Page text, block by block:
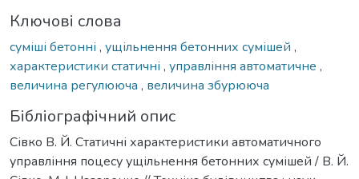
Ключові слова
суміші бетонні , ущільнення бетонних сумішей ,
характеристики статичні , управління автоматичне ,
величина регулююча , величина збурююча
Бібліографічний опис
Сівко В. Й. Статичні характеристики автоматичного
управління поцесу ущільнення бетонних сумішей / В. Й.